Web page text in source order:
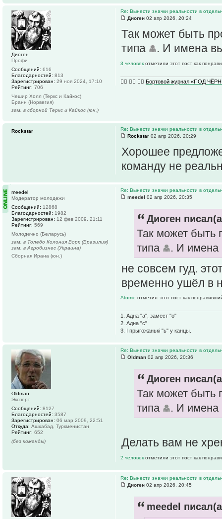
Re: Вынести значки реальности в
Диоген 02 апр 2026, 20:24
Так может быть
типа
. И имена
3 человек отметили этот пост как
🏴‍☠️ 🏴‍☠️ 🏴‍☠️ Бортовой журнал «ПОД
Диоген
Профи
Сообщений: 616
Благодарностей: 813
Зарегистрирован: 29 ноя 2024, 17:10
Рейтинг: 706
Чешир Холл (Теркс и Кайкос)
Бранн (Норвегия)
зам. в сборной Теркс и Кайкос (юн.)
Re: Вынести значки реальности в
Rockstar 02 апр 2026, 20:29
Хорошее
команду не
Rockstar
Re: Вынести значки реальности в
meedel 02 апр 2026, 20:35
Диоген
Так может быть
типа
. И имена
не совсем гуд.
временно ушёл в
Atomic отметил этот пост как
1. Адна "а", замест "о"
2. Адна "с"
3. І прыгожанькі "ь" у канцы.
meedel
Модератор молодежи
Сообщений: 12868
Благодарностей: 1982
Зарегистрирован: 12 фев 2009, 21:11
Рейтинг: 569
Молодечно (Беларусь)
зам. в Толедо Колония Ворк (Бразилия)
зам. в Агробизнес (Украина)
Сборная Ирана (юн.)
Re: Вынести значки реальности в
Oldman 02 апр 2026, 20:36
Диоген
Так может быть
типа
. И имена
Делать вам не
2 человек отметили этот пост как
Oldman
Эксперт
Сообщений: 8127
Благодарностей: 3587
Зарегистрирован: 06 мар 2009, 22:51
Откуда: Ашхабад, Туркменистан
Рейтинг: 652
(без команды)
Re: Вынести значки реальности в
Диоген 02 апр 2026, 20:45
meedel